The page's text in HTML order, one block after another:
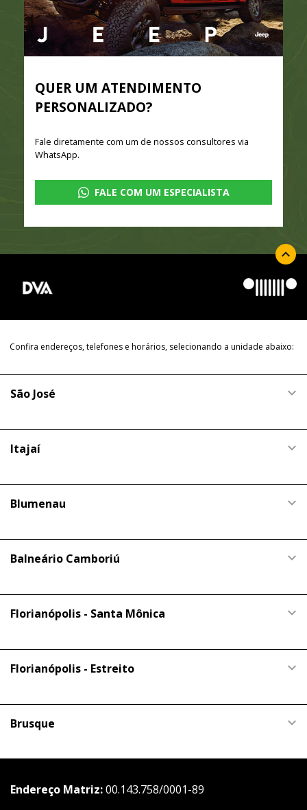
QUER UM ATENDIMENTO
PERSONALIZADO?
Fale diretamente com um de nossos consultores via
WhatsApp.
FALE COM UM ESPECIALISTA
Confira endereços, telefones e horários, selecionando a unidade abaixo:
São José
Itajaí
Blumenau
Balneário Camboriú
Florianópolis - Santa Mônica
Florianópolis - Estreito
Brusque
Endereço Matriz:00.143.758/0001-89